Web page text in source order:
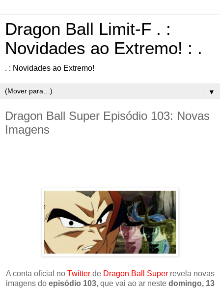
Dragon Ball Limit-F . :
Novidades ao Extremo! : .
. : Novidades ao Extremo!
▼
Dragon Ball Super Episódio 103: Novas
Imagens
A conta oficial no Twitterde Dragon Ball Superrevela novas
imagens do episódio 103, que vai ao ar neste domingo, 13